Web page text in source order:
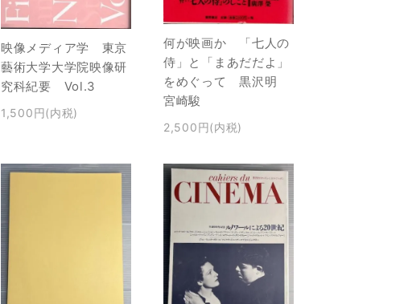
映像メディア学 東京
藝術大学大学院映像研
究科紀要 Vol.3
1,500円(内税)
何が映画か 「七人の
侍」と「まあだだよ」
をめぐって 黒沢明
宮崎駿
2,500円(内税)